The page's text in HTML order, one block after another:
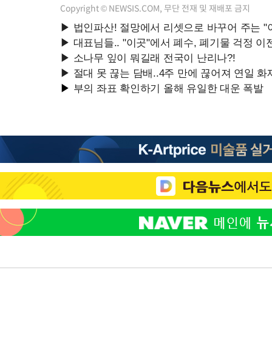
Copyright © NEWSIS.COM, 무단 전재 및 재배포 금지